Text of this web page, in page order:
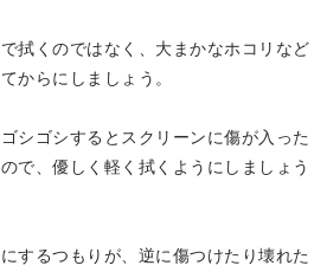
拭くのではなく、大まかなホコリなど
からにしましょう。
シゴシするとスクリーンに傷が入った
で、優しく軽く拭くようにしましょう
するつもりが、逆に傷つけたり壊れた